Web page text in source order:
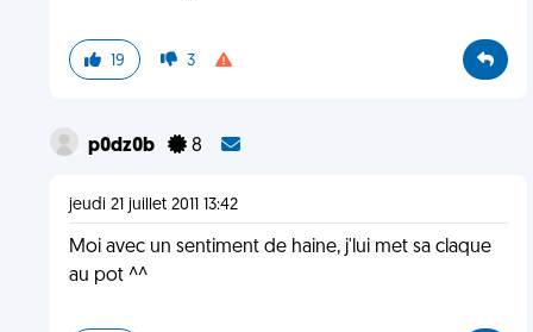
19 3
p0dz0b 8
jeudi 21 juillet 2011 13:42
Moi avec un sentiment de haine, j'lui met sa claque
au pot ^^